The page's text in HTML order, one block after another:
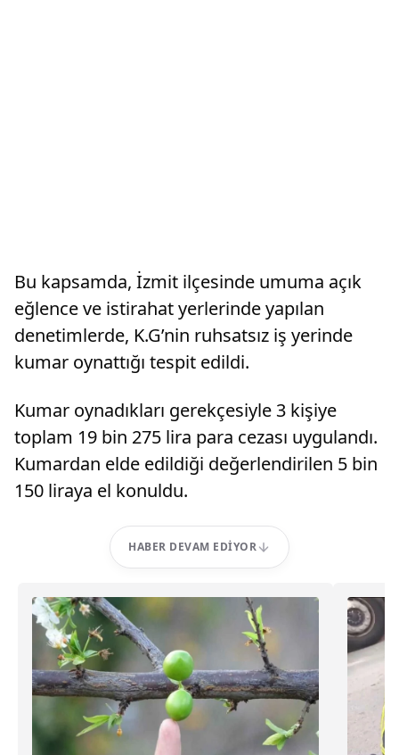
Bu kapsamda, İzmit ilçesinde umuma açık
eğlence ve istirahat yerlerinde yapılan
denetimlerde, K.G’nin ruhsatsız iş yerinde
kumar oynattığı tespit edildi.
Kumar oynadıkları gerekçesiyle 3 kişiye
toplam 19 bin 275 lira para cezası uygulandı.
Kumardan elde edildiği değerlendirilen 5 bin
150 liraya el konuldu.
HABER DEVAM EDIYOR